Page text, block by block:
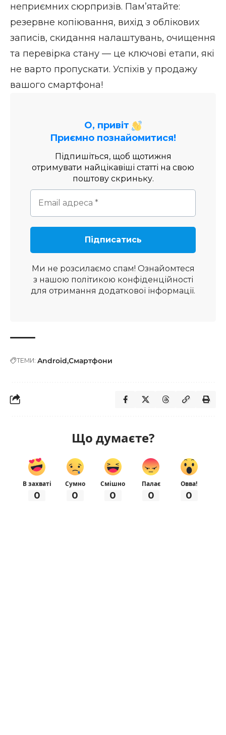
неприємних сюрпризів. Пам’ятайте:
резервне копіювання, вихід з облікових
записів, скидання налаштувань, очищення
та перевірка стану — це ключові етапи, які
не варто пропускати. Успіхів у продажу
вашого смартфона!
О, привіт
Приємно познайомитися!
Підпишіться, щоб щотижня
отримувати найцікавіші статті на свою
поштову скриньку.
Ми не розсилаємо спам! Ознайомтеся
з нашою політикою конфіденційності
для отримання додаткової інформації.
ТЕМИ: Android Смартфони
Що думаєте?
В захваті
0
Сумно
0
Смішно
0
Палає
0
Овва!
0